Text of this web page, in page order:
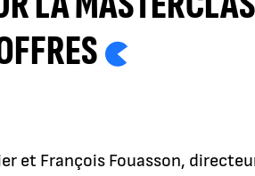
et François Fouasson,